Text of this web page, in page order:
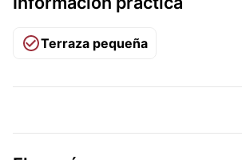
Terraza pequeña